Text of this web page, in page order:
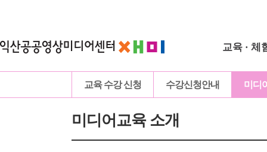
교육 · 체
교육 수강 신청 수강신청안내 미디
미디어교육 소개